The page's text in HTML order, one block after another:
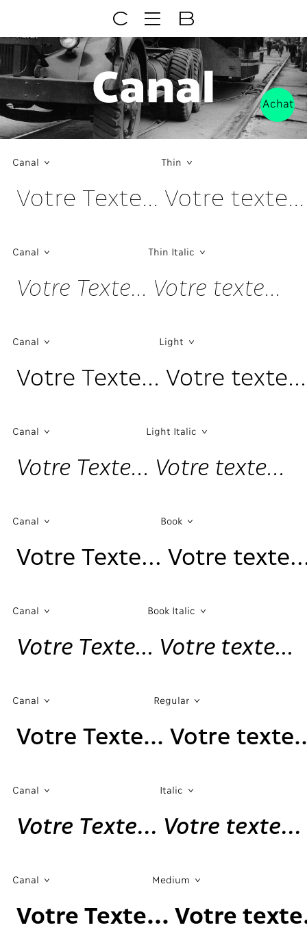
C B
Achat
Canal Thin
Votre Texte... Votre texte...
Canal Thin Italic
Votre Texte... Votre texte...
Canal Light
Votre Texte... Votre texte...
Canal Light Italic
Votre Texte... Votre texte...
Canal Book
Votre Texte... Votre
Canal Book Italic
Votre Texte... Votre texte...
Canal Regular
Votre Texte... Votre
Canal Italic
Votre Texte... Votre texte...
Canal Medium
Votre Texte... Votre